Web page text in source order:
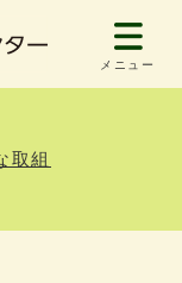
メニュー
取組